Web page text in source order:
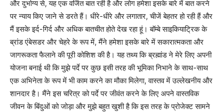
और दुर्भाग्य से, यह एक वर्जित बात रही है और लोग हमेशा इसके बारे में बात करने
पर न्याय किए जाने से डरते हैं। धीरे-धीरे और लगातार, चीजें बेहतर हो रही हैं और
मैं इसके इर्द-गिर्द और अधिक बातचीत होते देख रहा हूं। बॉम्बे साइकियाट्रिक के
ब्रांड एंबेसडर और चेहरे के रूप में, मैंने हमेशा इसके बारे में सकारात्मकता और
जागरूकता फैलाने की पूरी कोशिश की है। यह तथ्य कि ब्रह्मांड ने मेरे लिए अपनी
योजना बनाई थी कि मुझे पर्दे पर कुछ इसी तरह की भूमिका निभाने के साथ-साथ
एक अभिनेता के रूप में भी काम करने का मौका मिलेगा, वास्तव में उल्लेखनीय और
शानदार है। मैंने इस चरित्र को पर्दे पर जीवंत करने के लिए अपने वास्तविक
जीवन के बिंदुओं को जोड़ा और मुझे बहुत खुशी है कि इस तरह के प्रोजेक्ट सामने